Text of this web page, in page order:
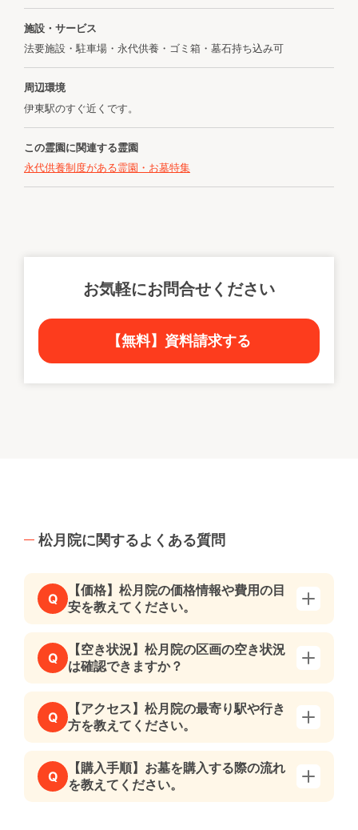
施設・サービス
法要施設・駐車場・永代供養・ゴミ箱・墓石持ち込み可
周辺環境
伊東駅のすぐ近くです。
この霊園に関連する霊園
永代供養制度がある霊園・お墓特集
お気軽にお問合せください
【無料】資料請求する
松月院に関するよくある質問
Q
【価格】松月院の価格情報や費用の目
安を教えてください。
Q
【空き状況】松月院の区画の空き状況
は確認できますか？
Q
【アクセス】松月院の最寄り駅や行き
方を教えてください。
Q
【購入手順】お墓を購入する際の流れ
を教えてください。